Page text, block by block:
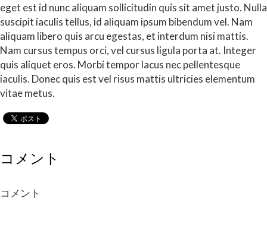
eget est id nunc aliquam sollicitudin quis sit amet justo. Nulla
suscipit iaculis tellus, id aliquam ipsum bibendum vel. Nam
aliquam libero quis arcu egestas, et interdum nisi mattis.
Nam cursus tempus orci, vel cursus ligula porta at. Integer
quis aliquet eros. Morbi tempor lacus nec pellentesque
iaculis. Donec quis est vel risus mattis ultricies elementum
vitae metus.
コメント
コメント